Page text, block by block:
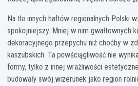
Na tle innych haftów regionalnych Polski
spokojniejszy. Mniej w nim gwałtownych
dekoracyjnego przepychu niż choćby w
kaszubskich. Ta powściągliwość nie
formy, tylko z innej wrażliwości
budowały swój wizerunek jako region